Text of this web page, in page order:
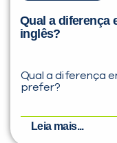
Qual a diferença
inglês?
Qual a diferença
prefer?
Leia mais...